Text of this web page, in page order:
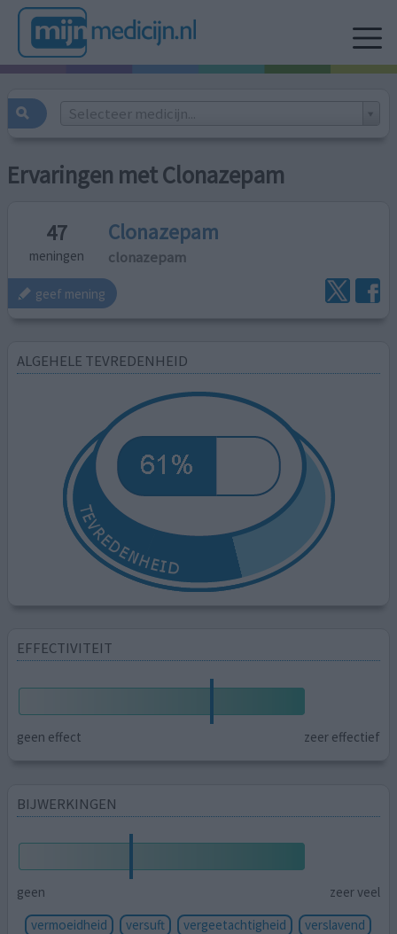
Selecteer medicijn...
Ervaringen met Clonazepam
47
meningen
Clonazepam
clonazepam
geef mening
ALGEHELE TEVREDENHEID
EFFECTIVITEIT
geen effect zeer effectief
BIJWERKINGEN
geen
zeer veel
vermoeidheid
versuft vergeetachtigheid
verslavend